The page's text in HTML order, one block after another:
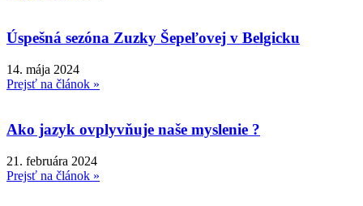
Úspešná sezóna Zuzky Šepeľovej v Belgicku
14. mája 2024
Prejsť na článok »
Ako jazyk ovplyvňuje naše myslenie ?
21. februára 2024
Prejsť na článok »